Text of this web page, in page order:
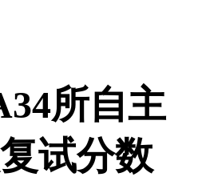
所自主
试分数